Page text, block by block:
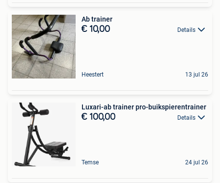
Ab trainer
€ 10,00 Details
Heestert 13 jul 26
Luxari-ab trainer pro-buikspierentrainer
€ 100,00 Details
Temse 24 jul 26